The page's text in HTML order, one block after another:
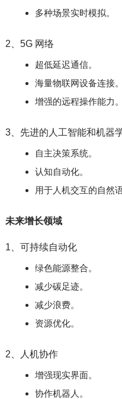
多种场景实时模拟。
2、5G 网络
超低延迟通信。
海量物联网设备连接。
增强的远程操作能力。
3、先进的人工智能和机器
自主决策系统。
认知自动化。
用于人机交互的自然
未来增长领域
1、可持续自动化
绿色能源整合。
减少碳足迹。
减少浪费。
资源优化。
2、人机协作
增强现实界面。
协作机器人。